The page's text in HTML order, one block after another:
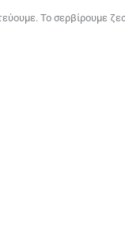
Το σερβίρουμε